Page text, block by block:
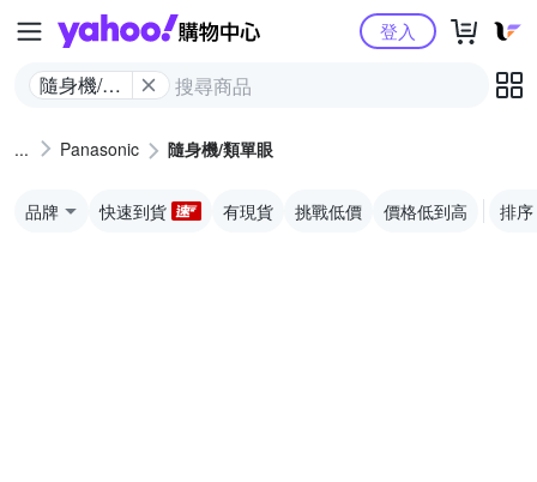
Yahoo購物中心
隨身機/類
登入
Panasonic 隨身機/類單眼
品牌 快速到貨 有現貨 挑戰低價 價格低到高 排序